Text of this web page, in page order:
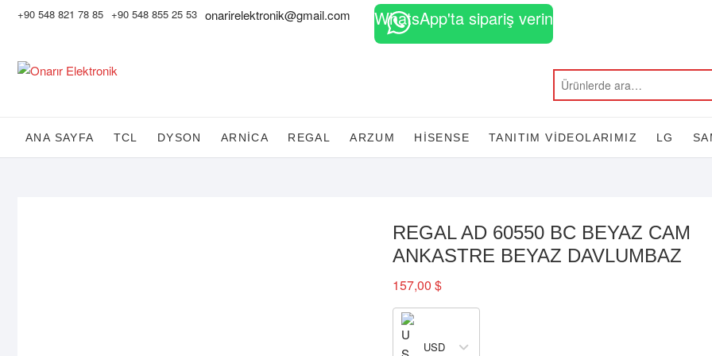
+90 548 821 78 85 +90 548 855 25 53 onarirelektronik@gmail.com WhatsApp'ta sipariş verin
ANA SAYFA TCL DYSON ARNİCA REGAL ARZUM HISENSE TANITIM VİDEOLARIMIZ LG
REGAL AD 60550 BC BEYAZ CAM
ANKASTRE BEYAZ DAVLUMBAZ
157,00 $
USD